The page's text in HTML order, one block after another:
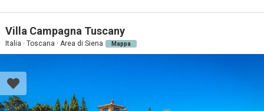
Villa Campagna Tuscany
Italia · Toscana · Area di Siena Mappa